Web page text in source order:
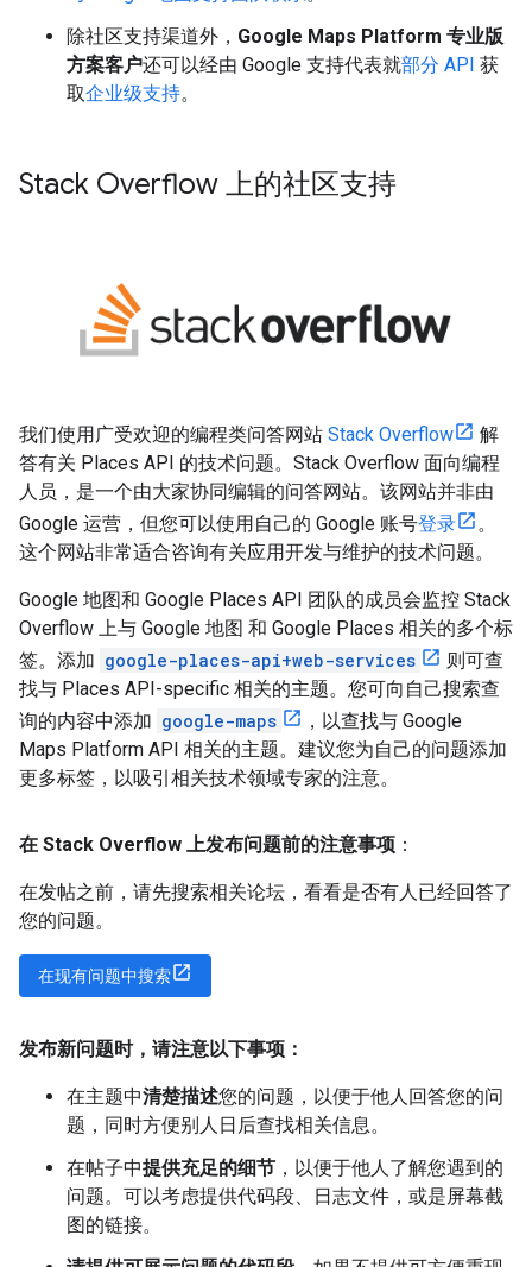
除社区支持渠道外， Google Maps Platform 专业版
方案客户还可以经由 Google 支持代表就部分 API 获
取企业级支持。
Stack Overflow 上的社区支持
我们使用广受欢迎的编程类问答网站 Stack Overflow
解
答有关 Places API 的技术问题。Stack Overflow 面向编程
人员，是一个由大家协同编辑的问答网站。该网站并非由
Google 运营，但您可以使用自己的 Google 账号登录
。
这个网站非常适合咨询有关应用开发与维护的技术问题。
Google 地图和 Google Places API 团队的成员会监控 Stack
Overflow 上与 Google 地图 和 Google Places 相关的多个标
签。添加 google-places-api+web-services
则可查
找与 Places API-specific 相关的主题。您可向自己搜索查
询的内容中添加 google-maps
，以查找与 Google
Maps Platform API 相关的主题。建议您为自己的问题添加
更多标签，以吸引相关技术领域专家的注意。
在 Stack Overflow 上发布问题前的注意事项 ：
在发帖之前，请先搜索相关论坛，看看是否有人已经回答了
您的问题。
在现有问题中搜索
发布新问题时，请注意以下事项：
在主题中清楚描述您的问题，以便于他人回答您的问
题，同时方便别人日后查找相关信息。
在帖子中提供充足的细节 ，以便于他人了解您遇到的
问题。可以考虑提供代码段、日志文件，或是屏幕截
图的链接。